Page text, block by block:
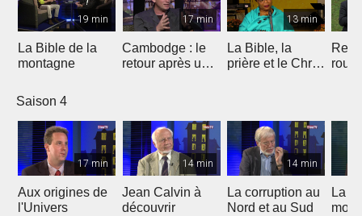
19 min
La Bible de la
montagne
17 min
Cambodge : le
retour après un
13 min
La Bible, la
prière et le Christ
route
Saison 4
17 min
Aux origines de
l'Univers
14 min
Jean Calvin à
découvrir
14 min
La corruption au
Nord et au Sud
La